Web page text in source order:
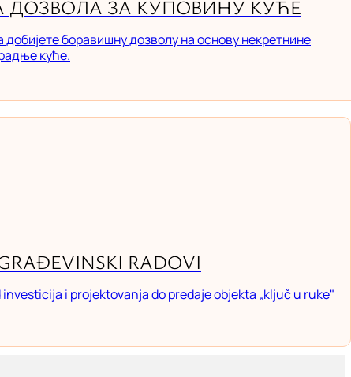
ЗА КУПОВИНУ КУЋЕ
боравишну дозволу на основу некретнине
куће.
RADOVI
i projektovanja do predaje objekta „ključ u ruke"